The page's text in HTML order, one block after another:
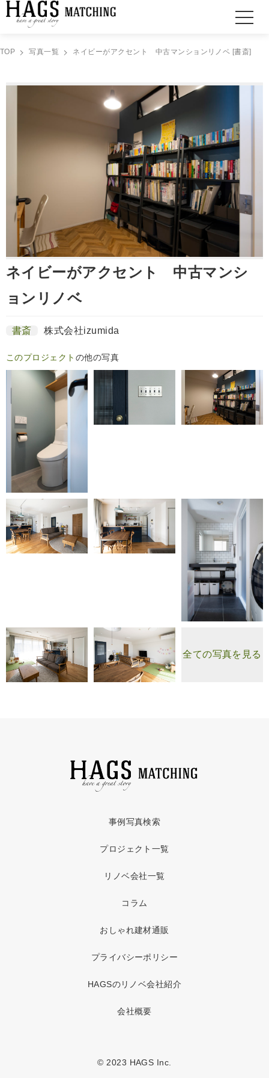
TOP 写真一覧 ネイビーがアクセント 中古マンションリノベ [書斎]
ネイビーがアクセント 中古マンシ
ョンリノベ
書斎 株式会社izumida
このプロジェクト の他の写真
全ての写真を見る
事例写真検索
プロジェクト一覧
リノベ会社一覧
コラム
おしゃれ建材通販
プライバシーポリシー
HAGSのリノベ会社紹介
会社概要
© 2023 HAGS Inc.